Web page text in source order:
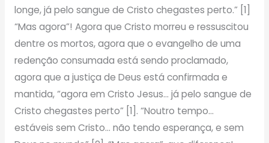
longe, já pelo sangue de Cristo chegastes perto.” [1]
“Mas agora”! Agora que Cristo morreu e ressuscitou
dentre os mortos, agora que o evangelho de uma
redenção consumada está sendo proclamado,
agora que a justiça de Deus está confirmada e
mantida, “agora em Cristo Jesus… já pelo sangue de
Cristo chegastes perto” [1]. “Noutro tempo…
estáveis sem Cristo… não tendo esperança, e sem